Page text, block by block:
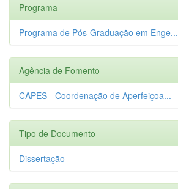
Programa
Programa de Pós-Graduação em Enge...
Agência de Fomento
CAPES - Coordenação de Aperfeiçoa...
Tipo de Documento
Dissertação